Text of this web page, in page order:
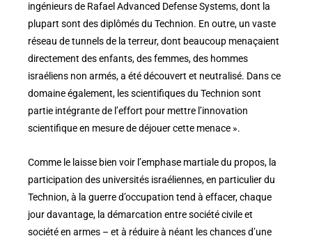
ingénieurs de Rafael Advanced Defense Systems, dont la
plupart sont des diplômés du Technion. En outre, un vaste
réseau de tunnels de la terreur, dont beaucoup menaçaient
directement des enfants, des femmes, des hommes
israéliens non armés, a été découvert et neutralisé. Dans ce
domaine également, les scientifiques du Technion sont
partie intégrante de l’effort pour mettre l’innovation
scientifique en mesure de déjouer cette menace ».
Comme le laisse bien voir l’emphase martiale du propos, la
participation des universités israéliennes, en particulier du
Technion, à la guerre d’occupation tend à effacer, chaque
jour davantage, la démarcation entre société civile et
société en armes – et à réduire à néant les chances d’une